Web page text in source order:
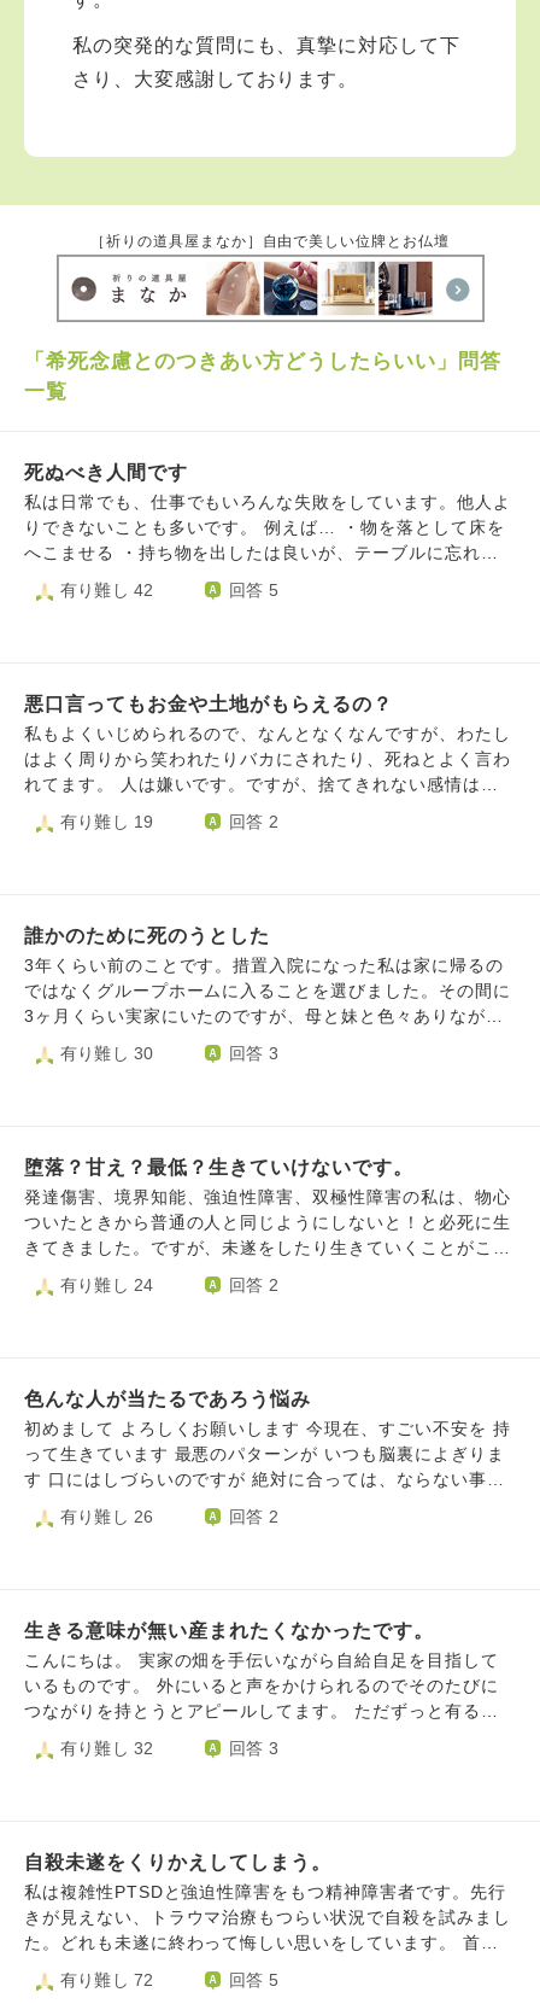
私の突発的な質問にも、真摯に対応して下
さり、大変感謝しております。
［祈りの道具屋まなか］自由で美しい位牌とお仏壇
「希死念慮とのつきあい方どうしたらいい」問答
一覧
死ぬべき人間です
私は日常でも、仕事でもいろんな失敗をしています。他人よ
りできないことも多いです。 例えば… ・物を落として床を
へこませる ・持ち物を出したは良いが、テーブルに忘れる
・風呂の湯はあふれさせる …言い出せばキリがありませ
ん。大きな事故はまだ起こしていませんが、いつか起こすの
ないことに死ぬ踏ん切りがつきません。なんて腰抜けのマヌ
ケなんだろうと、涙が出てきます。 どうか、死を受け入れ
る方法を教えてください。
有り難し 42 回答 5
悪口言ってもお金や土地がもらえるの？
私もよくいじめられるので、なんとなくなんですが、わたし
はよく周りから笑われたりバカにされたり、死ねとよく言わ
れてます。 人は嫌いです。ですが、捨てきれない感情は残
っています。 誰のおかげで生きているのか、汗水流してま
でご飯を作ってくれる人…とか。(例えばスーパーのお惣菜
か？ 昔の事です。某アニメにてボタン一つ押したら全員消
えてひとりぼっちになったという話を見たことがあります。
その子は最初は喜びました。しかし、夜になると電気も消
え、一人虚しくついには絶望に立たされるという内容でし
か。) 昔のアニメなので、後にそれはリメイク…されてると
が、笑われたりバカにされるのも死ねと言われるのも嫌で
す。 普通に生きたいのです。不幸も幸運もひっくるめて。
わたしは今、絶望の真っ盛りです。 子供の事もあれば家族
の事もある。何もかもぐちゃぐちゃです。苦しくて外にも出
時代なのでしょうか？ 何か生きるヒントがあれば、教えて
有り難し 19 回答 2
誰かのために死のうとした
3年くらい前のことです。措置入院になった私は家に帰るの
ではなくグループホームに入ることを選びました。その間に
3ヶ月くらい実家にいたのですが、母と妹と色々ありながら
もグループホームに体験入居したりして楽しくやってまし
た。入居する2日前くらいから熱が出て、入りたくないのか
してみてとのことで、その後母にも連絡しました。母はうま
くいかなかったらママにもう一度連絡してと言ってくれ、管
理人さんに連絡してみましたが全く話が合わず、結局母に頼
ることにしました。そうするともう一度母から返事が返って
りました。今日もう帰ってきて大丈夫だよ」と言いました。
て電車が出てきました。しかたなく改札を通ってホームに出
た時、「妹や母の好感度をあげるにはここで死ぬしかない」
「直感で死ぬべきだと思った」「ホームの中に入院中大好き
まった友人の姿が見える」ことがありましたが、ここで死ぬ
した。その日からずっとそのホームにいるような感じで飛び
に反省を見せるために飛び込もうと思ったのに生きているこ
とに後ろめたい気持ちしかありません。
有り難し 30 回答 3
堕落？甘え？最低？生きていけないです。
発達傷害、境界知能、強迫性障害、双極性障害の私は、物心
ついたときから普通の人と同じようにしないと！と必死に生
きてきました。ですが、未遂をしたり生きていくことがこれ
以上は苦痛になってしまったので、新たな人生を切り開くた
めに障害者手帳を取得することになりました。普通の人にこ
ように日常生活を何気なく安定して送ること。約30年努力し
たけど無理でした。これ以上みんなに合わせようとすること
は自分を殺すことになる、自分はみんなみたいにできないと
思う反面、努力をやめること、諦めることで自分が堕落して
うにする！という意気込みや気迫も残っていません。なのに
訳なさで苦しくなります。人と同じようにできないとわかっ
ていても、ズルをしているのではないか？みんなちゃんとし
てるのに！と結局自分を責めて、自分らしく生きていること
に罪悪感や嫌悪感を抱き、結果的にこれ以上は生きられない
にいたいと言う気持ちに応えられないことも多々あります。
りのんびりしたり出かけたり。休みの日はたまに旅行も行き
ます。文面だけ見たら優雅で貴族かと思うくらいです。で
も、実際は聴覚過敏があったり他の人は感じない過敏さや、
その場にいるだけで疲れてしまう特性があります。目に見え
ないのです。無理をすると湿疹や蕁麻疹が出て、またうつ状
態に引き戻されてしまいます。どれか一つなら頑張れるのに
有り難し 24 回答 2
色んな人が当たるであろう悩み
初めまして よろしくお願いします 今現在、すごい不安を 持
って生きています 最悪のパターンが いつも脳裏によぎりま
す 口にはしづらいのですが 絶対に合っては、ならない事で
あまり信用は、していませんが 多分、憑依と言う可能性
せになる為の 出来事、、、など 言われています そこで疑問
が生まれるのですが 殺されてしまう様な人や 自殺してしま
う様な人は 本当に幸せの方向に向いていたのでしょうか？
普通に見ればバッドエンドですよね？ 色んな事柄から当て
ぎて 自分を信用できません 教えを信用できません どうか、
有り難し 26 回答 2
生きる意味が無い産まれたくなかったです。
こんにちは。 実家の畑を手伝いながら自給自足を目指して
いるものです。 外にいると声をかけられるのでそのたびに
つながりを持とうとアピールしてます。 ただずっと有る希
死念慮は消えません。 自分の考えてる生き方は冬季だけ働
くと言うものですが、ほとんどの人は働けと言います。 お
最近成人向け漫画書いてる人の収入が高いことを知り、昔絵
を描いたりしたいと言っていつまでもやらない事に嫌気がさ
しました。 何も続かない。 早く死にたいです。 昔から人間
の悩みは変わらないのに今何とか出来るわけが無いと思いま
有り難し 32 回答 3
自殺未遂をくりかえしてしまう。
私は複雑性PTSDと強迫性障害をもつ精神障害者です。先行
きが見えない、トラウマ治療もつらい状況で自殺を試みまし
た。どれも未遂に終わって悔しい思いをしています。 首吊
り、OD、漂白剤を飲む。どれも自殺できないままでした。
夫がいるのですが夫には、1人にしないでくれと言われてし
有り難し 72 回答 5